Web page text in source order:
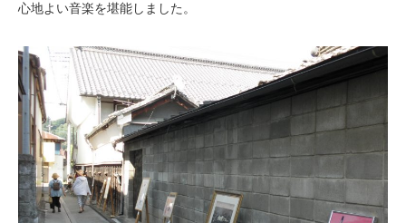
心地よい音楽を堪能しました。